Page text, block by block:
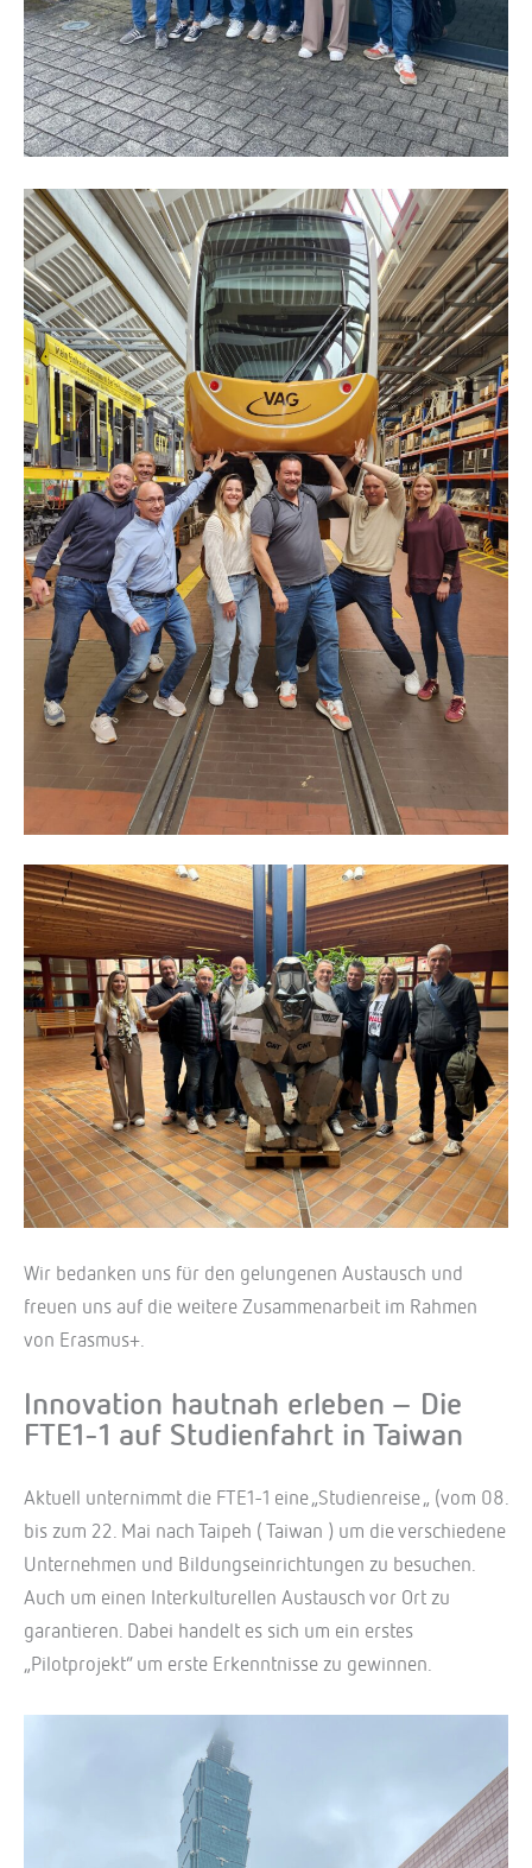
Wir bedanken uns für den gelungenen Austausch und
freuen uns auf die weitere Zusammenarbeit im Rahmen
von Erasmus+.
Innovation hautnah erleben – Die
FTE1-1 auf Studienfahrt in Taiwan
Aktuell unternimmt die FTE1-1 eine „Studienreise „ (vom 08.
bis zum 22. Mai nach Taipeh ( Taiwan ) um die verschiedene
Unternehmen und Bildungseinrichtungen zu besuchen.
Auch um einen Interkulturellen Austausch vor Ort zu
garantieren. Dabei handelt es sich um ein erstes
„Pilotprojekt“ um erste Erkenntnisse zu gewinnen.